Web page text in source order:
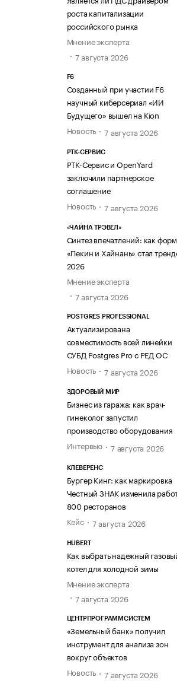
роста капитализации
российского рынка
Мнение эксперта
7 августа 2026
F6
Созданный при участии F6
научный киберсериал «ИИ
Будущего» вышел на Kion
Новость
7 августа 2026
РТК-СЕРВИС
РТК-Сервис и OpenYard
заключили партнерское
соглашение
Новость
7 августа 2026
«ЧАЙНА ТРЭВЕЛ»
Синтез впечатлений: как
«Пекин и Хайнань» стал
2026
Мнение эксперта
7 августа 2026
POSTGRES PROFESSIONAL
Актуализирована
совместимость всей линейки
СУБД Postgres Pro с РЕД ОС
Новость
7 августа 2026
ЗДОРОВЫЙ МИР
Бизнес из гаража: как врач-
гинеколог запустил
производство оборудования
Интервью
7 августа 2026
КЛЕВЕРЕНС
Бургер Кинг: как маркировка
Честный ЗНАК изменила
800 ресторанов
Кейс
7 августа 2026
HUBERT
Как выбрать надежный
котел для холодной зимы
Мнение эксперта
7 августа 2026
ЦЕНТРПРОГРАММСИСТЕМ
«Земельный банк» получил
инструмент для анализа зон
вокруг объектов
Новость
7 августа 2026